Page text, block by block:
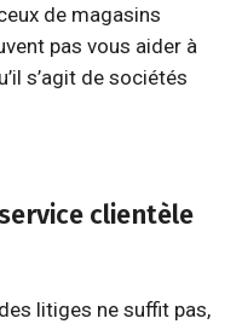
de magasins
pas vous aider à
s’agit de sociétés
clientèle
litiges ne suffit pas,